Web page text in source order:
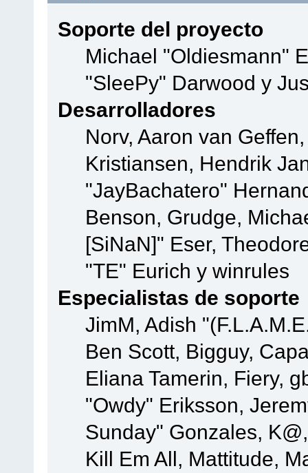
Soporte del proyecto
Michael "Oldiesmann"
"SleePy" Darwood y
Desarrolladores
Norv, Aaron van
Kristiansen, Hendrik
"JayBachatero"
Benson, Grudge,
[SiNaN]" Eser,
"TE" Eurich y winrules
Especialistas de soporte
JimM, Adish
Ben Scott, Bigguy,
Eliana Tamerin, Fiery,
"Owdy" Eriksson,
Sunday" Gonzales,
Kill Em All, Mattitude,